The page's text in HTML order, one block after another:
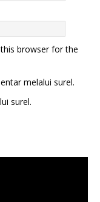
browser for the
melalui surel.
surel.